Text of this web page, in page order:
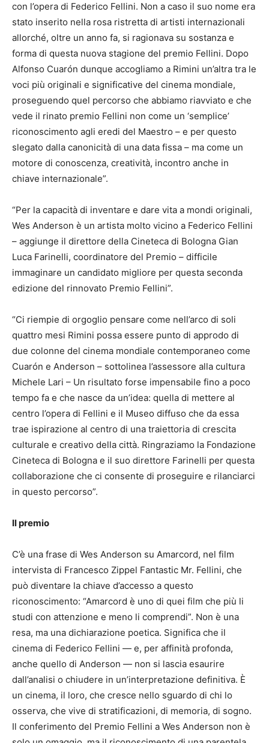
con l’opera di Federico Fellini. Non a caso il suo nome era
stato inserito nella rosa ristretta di artisti internazionali
allorché, oltre un anno fa, si ragionava su sostanza e
forma di questa nuova stagione del premio Fellini. Dopo
Alfonso Cuarón dunque accogliamo a Rimini un’altra tra le
voci più originali e significative del cinema mondiale,
proseguendo quel percorso che abbiamo riavviato e che
vede il rinato premio Fellini non come un ‘semplice’
riconoscimento agli eredi del Maestro – e per questo
slegato dalla canonicità di una data fissa – ma come un
motore di conoscenza, creatività, incontro anche in
chiave internazionale”.
“Per la capacità di inventare e dare vita a mondi originali,
Wes Anderson è un artista molto vicino a Federico Fellini
– aggiunge il direttore della Cineteca di Bologna Gian
Luca Farinelli, coordinatore del Premio – difficile
immaginare un candidato migliore per questa seconda
edizione del rinnovato Premio Fellini”.
“Ci riempie di orgoglio pensare come nell’arco di soli
quattro mesi Rimini possa essere punto di approdo di
due colonne del cinema mondiale contemporaneo come
Cuarón e Anderson – sottolinea l’assessore alla cultura
Michele Lari – Un risultato forse impensabile fino a poco
tempo fa e che nasce da un’idea: quella di mettere al
centro l’opera di Fellini e il Museo diffuso che da essa
trae ispirazione al centro di una traiettoria di crescita
culturale e creativo della città. Ringraziamo la Fondazione
Cineteca di Bologna e il suo direttore Farinelli per questa
collaborazione che ci consente di proseguire e rilanciarci
in questo percorso”.
Il premio
C’è una frase di Wes Anderson su Amarcord, nel film
intervista di Francesco Zippel Fantastic Mr. Fellini, che
può diventare la chiave d’accesso a questo
riconoscimento: “Amarcord è uno di quei film che più li
studi con attenzione e meno li comprendi”. Non è una
resa, ma una dichiarazione poetica. Significa che il
cinema di Federico Fellini — e, per affinità profonda,
anche quello di Anderson — non si lascia esaurire
dall’analisi o chiudere in un’interpretazione definitiva. È
un cinema, il loro, che cresce nello sguardo di chi lo
osserva, che vive di stratificazioni, di memoria, di sogno.
Il conferimento del Premio Fellini a Wes Anderson non è